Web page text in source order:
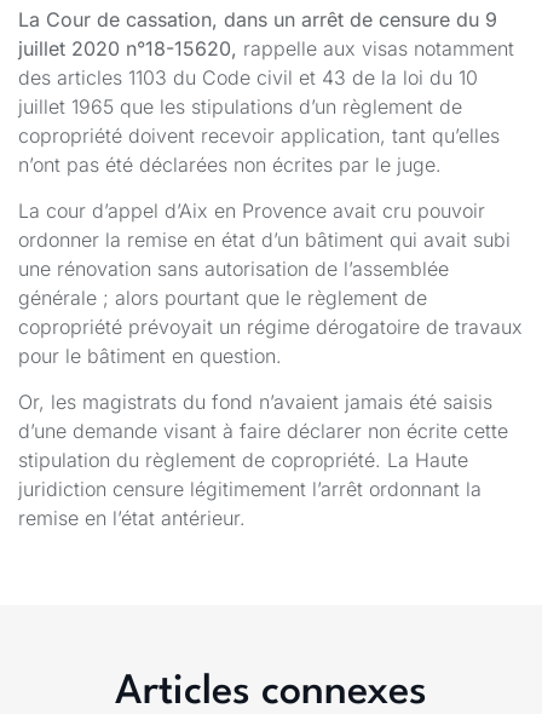
La Cour de cassation, dans un arrêt de censure du 9
juillet 2020 n°18-15620, rappelle aux visas notamment
des articles 1103 du Code civil et 43 de la loi du 10
juillet 1965 que les stipulations d’un règlement de
copropriété doivent recevoir application, tant qu’elles
n’ont pas été déclarées non écrites par le juge.
La cour d’appel d’Aix en Provence avait cru pouvoir
ordonner la remise en état d’un bâtiment qui avait subi
une rénovation sans autorisation de l’assemblée
générale ; alors pourtant que le règlement de
copropriété prévoyait un régime dérogatoire de travaux
pour le bâtiment en question.
Or, les magistrats du fond n’avaient jamais été saisis
d’une demande visant à faire déclarer non écrite cette
stipulation du règlement de copropriété. La Haute
juridiction censure légitimement l’arrêt ordonnant la
remise en l’état antérieur.
Articles connexes